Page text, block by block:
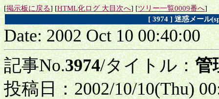
[掲示板に戻る] [HTML化ログ 大目次へ] [ツリー一覧0009番へ]
[ 3974 ] 迷惑メール
Date: 2002 Oct 10 00:40:00
記事No.3974/タイトル：管
投稿日：2002/10/10(Thu)